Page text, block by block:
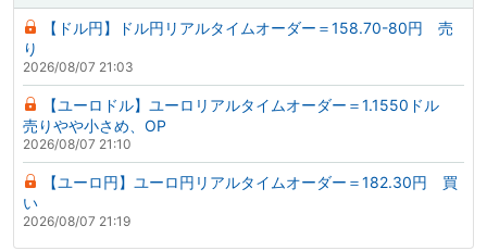
【ドル円】ドル円リアルタイムオーダー＝158.70-80円 売
り
2026/08/07 21:03
【ユーロドル】ユーロリアルタイムオーダー＝1.1550ドル
売りやや小さめ、OP
2026/08/07 21:10
【ユーロ円】ユーロ円リアルタイムオーダー＝182.30円 買
い
2026/08/07 21:19